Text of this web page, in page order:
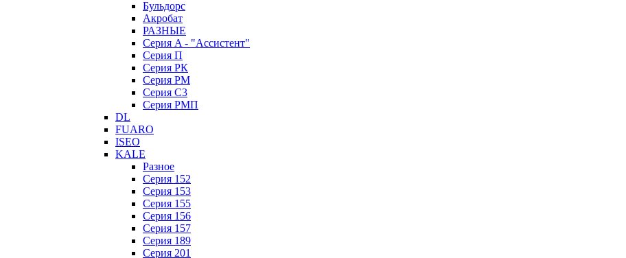
Бульдорс
Акробат
РАЗНЫЕ
Серия A - "Ассистент"
Серия П
Серия РК
Серия РМ
Серия С3
Серия РМП
DL
FUARO
ISEO
KALE
Разное
Серия 152
Серия 153
Серия 155
Серия 156
Серия 157
Серия 189
Серия 201